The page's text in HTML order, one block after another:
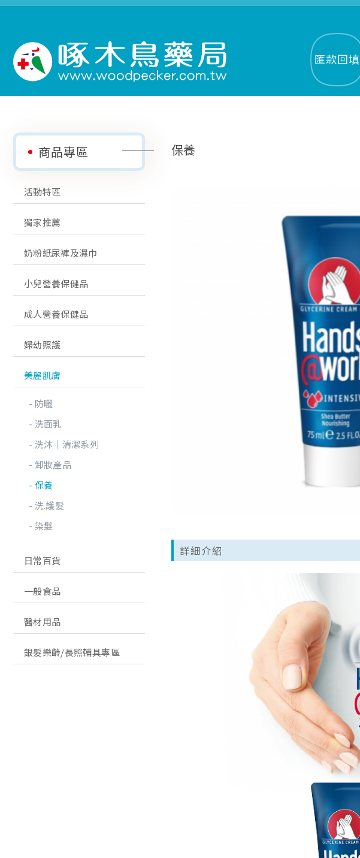
匯款回填
商品專區
活動特區
獨家推薦
奶粉紙尿褲及濕巾
小兒營養保健品
成人營養保健品
婦幼照護
美麗肌膚
防曬
洗面乳
洗沐│清潔系列
卸妝產品
保養
洗.護髮
染髮
日常百貨
一般食品
醫材用品
銀髮樂齡/長照輔具專區
保養
詳細介紹